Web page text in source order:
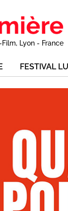
Lyon - France
FESTIVAL